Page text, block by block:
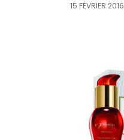
15 FÉVRIER 2016